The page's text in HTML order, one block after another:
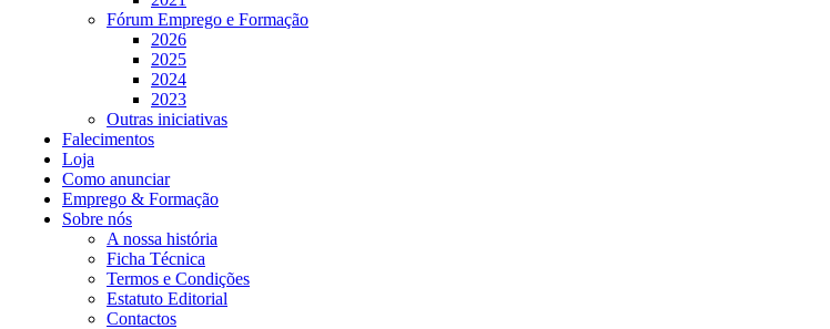
Fórum Emprego e Formação
2026
2025
2024
2023
Outras iniciativas
Falecimentos
Loja
Como anunciar
Emprego & Formação
Sobre nós
A nossa história
Ficha Técnica
Termos e Condições
Estatuto Editorial
Contactos